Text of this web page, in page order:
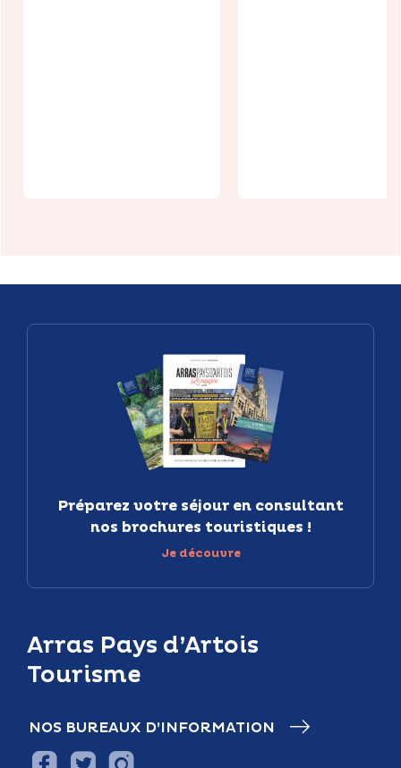
Arras Pays d’Artois
Tourisme
NOS BUREAUX D’INFORMATION
Préparez votre séjour en consultant
nos brochures touristiques !
Je découvre